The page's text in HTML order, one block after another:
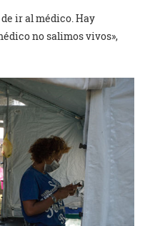
ir al médico. Hay
no salimos vivos»,